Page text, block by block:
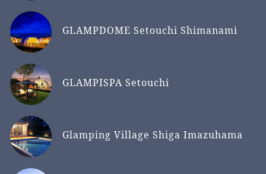
GLAMPDOME Setouchi Shimanami
GLAMPISPA Setouchi
Glamping Village Shiga Imazuhama